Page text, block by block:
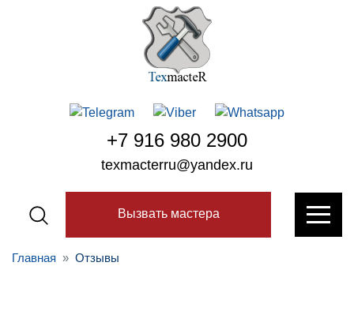
+7 916 980 2900
texmacterru@yandex.ru
Вызвать мастера
Главная Отзывы